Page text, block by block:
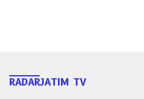
RADARJATIM TV